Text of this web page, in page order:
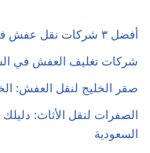
أفضل ٣ شركات نقل عفش في جدة لعام ٢٠٢٥ م
شركات تغليف العفش في
صقر الخليج لنقل العفش:
الصفرات لنقل الأثاث:
السعودية